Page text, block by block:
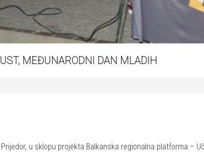
MEĐUNARODNI DAN MLADIH
u sklopu projekta Balkanska regionalna platforma –